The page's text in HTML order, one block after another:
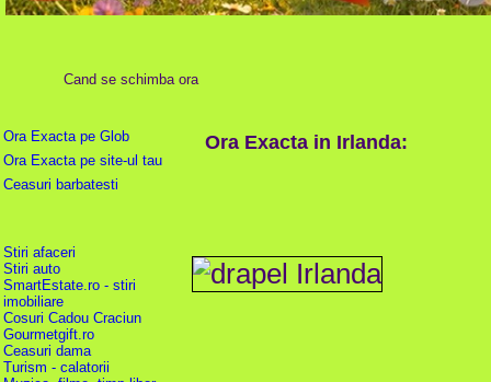
Cand se schimba ora
Ora Exacta pe Glob
Ora Exacta pe site-ul tau
Ceasuri barbatesti
Stiri afaceri
Stiri auto
SmartEstate.ro - stiri
imobiliare
Cosuri Cadou Craciun
Gourmetgift.ro
Ceasuri dama
Turism - calatorii
Ora Exacta in Irlanda: